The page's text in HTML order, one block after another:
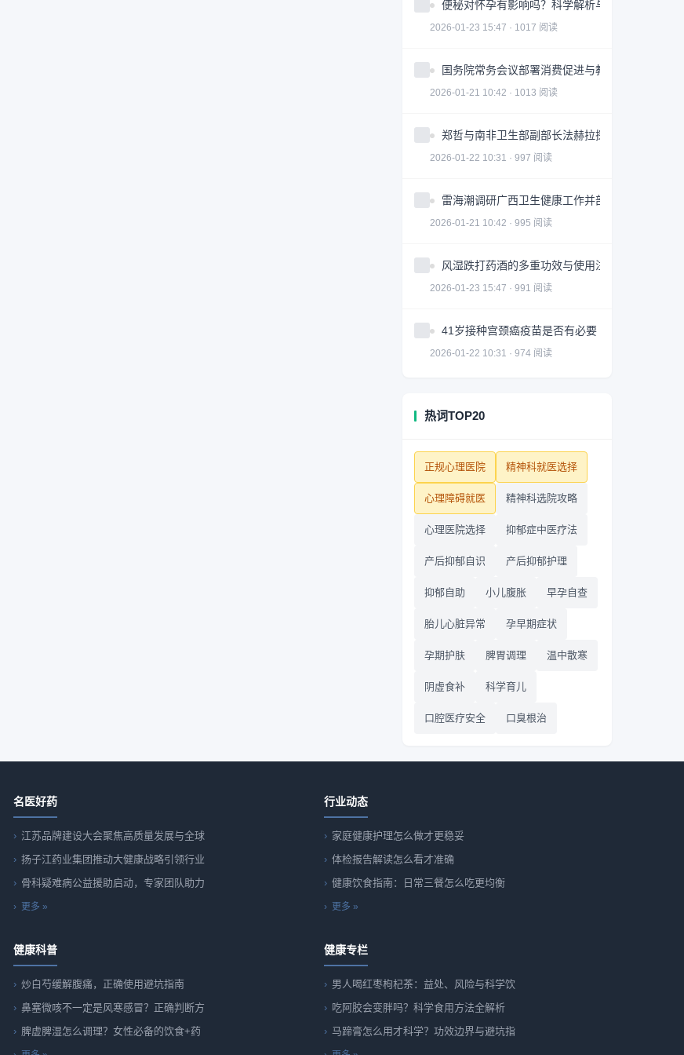
便秘对怀孕有影响吗？科学解析与调理建议
2026-01-23 15:47 · 1017 阅读
国务院常务会议部署消费促进与教育强国建设
2026-01-21 10:42 · 1013 阅读
郑哲与南非卫生部副部长法赫拉探讨深化卫生合作
2026-01-22 10:31 · 997 阅读
雷海潮调研广西卫生健康工作并部署“十五五”规划
2026-01-21 10:42 · 995 阅读
风湿跌打药酒的多重功效与使用注意事项
2026-01-23 15:47 · 991 阅读
41岁接种宫颈癌疫苗是否有必要
2026-01-22 10:31 · 974 阅读
热词TOP20
正规心理医院 精神科就医选择
心理障碍就医 精神科选院攻略
心理医院选择 抑郁症中医疗法
产后抑郁自识 产后抑郁护理
抑郁自助 小儿腹胀 早孕自查
胎儿心脏异常 孕早期症状
孕期护肤 脾胃调理 温中散寒
阴虚食补 科学育儿
口腔医疗安全 口臭根治
名医好药
江苏品牌建设大会聚焦高质量发展与全球
扬子江药业集团推动大健康战略引领行业
骨科疑难病公益援助启动，专家团队助力
更多 »
行业动态
家庭健康护理怎么做才更稳妥
体检报告解读怎么看才准确
健康饮食指南：日常三餐怎么吃更均衡
更多 »
健康科普
炒白芍缓解腹痛，正确使用避坑指南
鼻塞微咳不一定是风寒感冒？正确判断方
脾虚脾湿怎么调理？女性必备的饮食+药
健康专栏
男人喝红枣枸杞茶：益处、风险与科学饮
吃阿胶会变胖吗？科学食用方法全解析
马蹄膏怎么用才科学？功效边界与避坑指